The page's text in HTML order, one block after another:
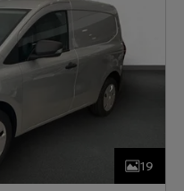
19